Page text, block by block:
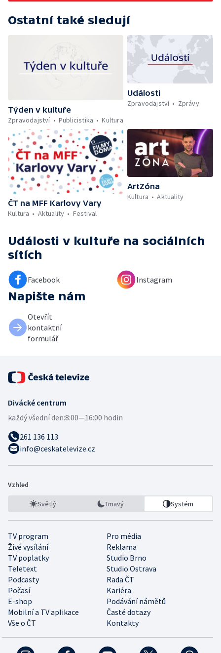
Ostatní také sledují
Týden v kultuře
Zpravodajství
Publicistika Kultura
Události
Zpravodajství
Zprávy
ČT na MFF Karlovy Vary
Kultura
Aktuality Festival
ArtZóna
Kultura
Aktuality
Události v kultuře na sociálních
sítích
Facebook Instagram
Napište nám
Otevřít
kontaktní
formulář
Divácké centrum
každý všední den:8:00—16:00 hodin
261 136 113
info@ceskatelevize.cz
Vzhled
Světlý Tmavý Systém
TV program
Pro média
Živé vysílání
Reklama
TV poplatky
Studio Brno
Teletext
Studio Ostrava
Podcasty
Rada ČT
Počasí
Kariéra
E-shop
Podávání námětů
Mobilní a TV aplikace
Časté dotazy
Vše o ČT
Kontakty